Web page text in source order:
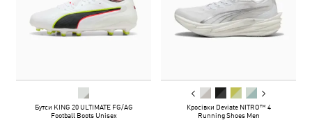
Бутси KING 20 ULTIMATE FG/AG
Football Boots Unisex
Кросівки Deviate NITRO™ 4
Running Shoes Men